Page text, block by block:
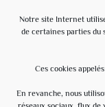
Notre site Internet
de certaines parties du
Ces cookies
En revanche, nous
Video